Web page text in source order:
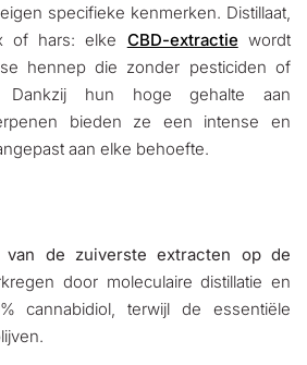
specifieke kenmerken. Distillaat,
of hars: elke CBD-extractie wordt
hennep die zonder pesticiden of
Dankzij hun hoge gehalte aan
bieden ze een intense en
aan elke behoefte.
van de zuiverste extracten op de
door moleculaire distillatie en
cannabidiol, terwijl de essentiële